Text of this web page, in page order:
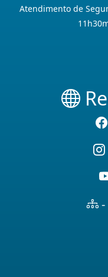
Atendimento de
-